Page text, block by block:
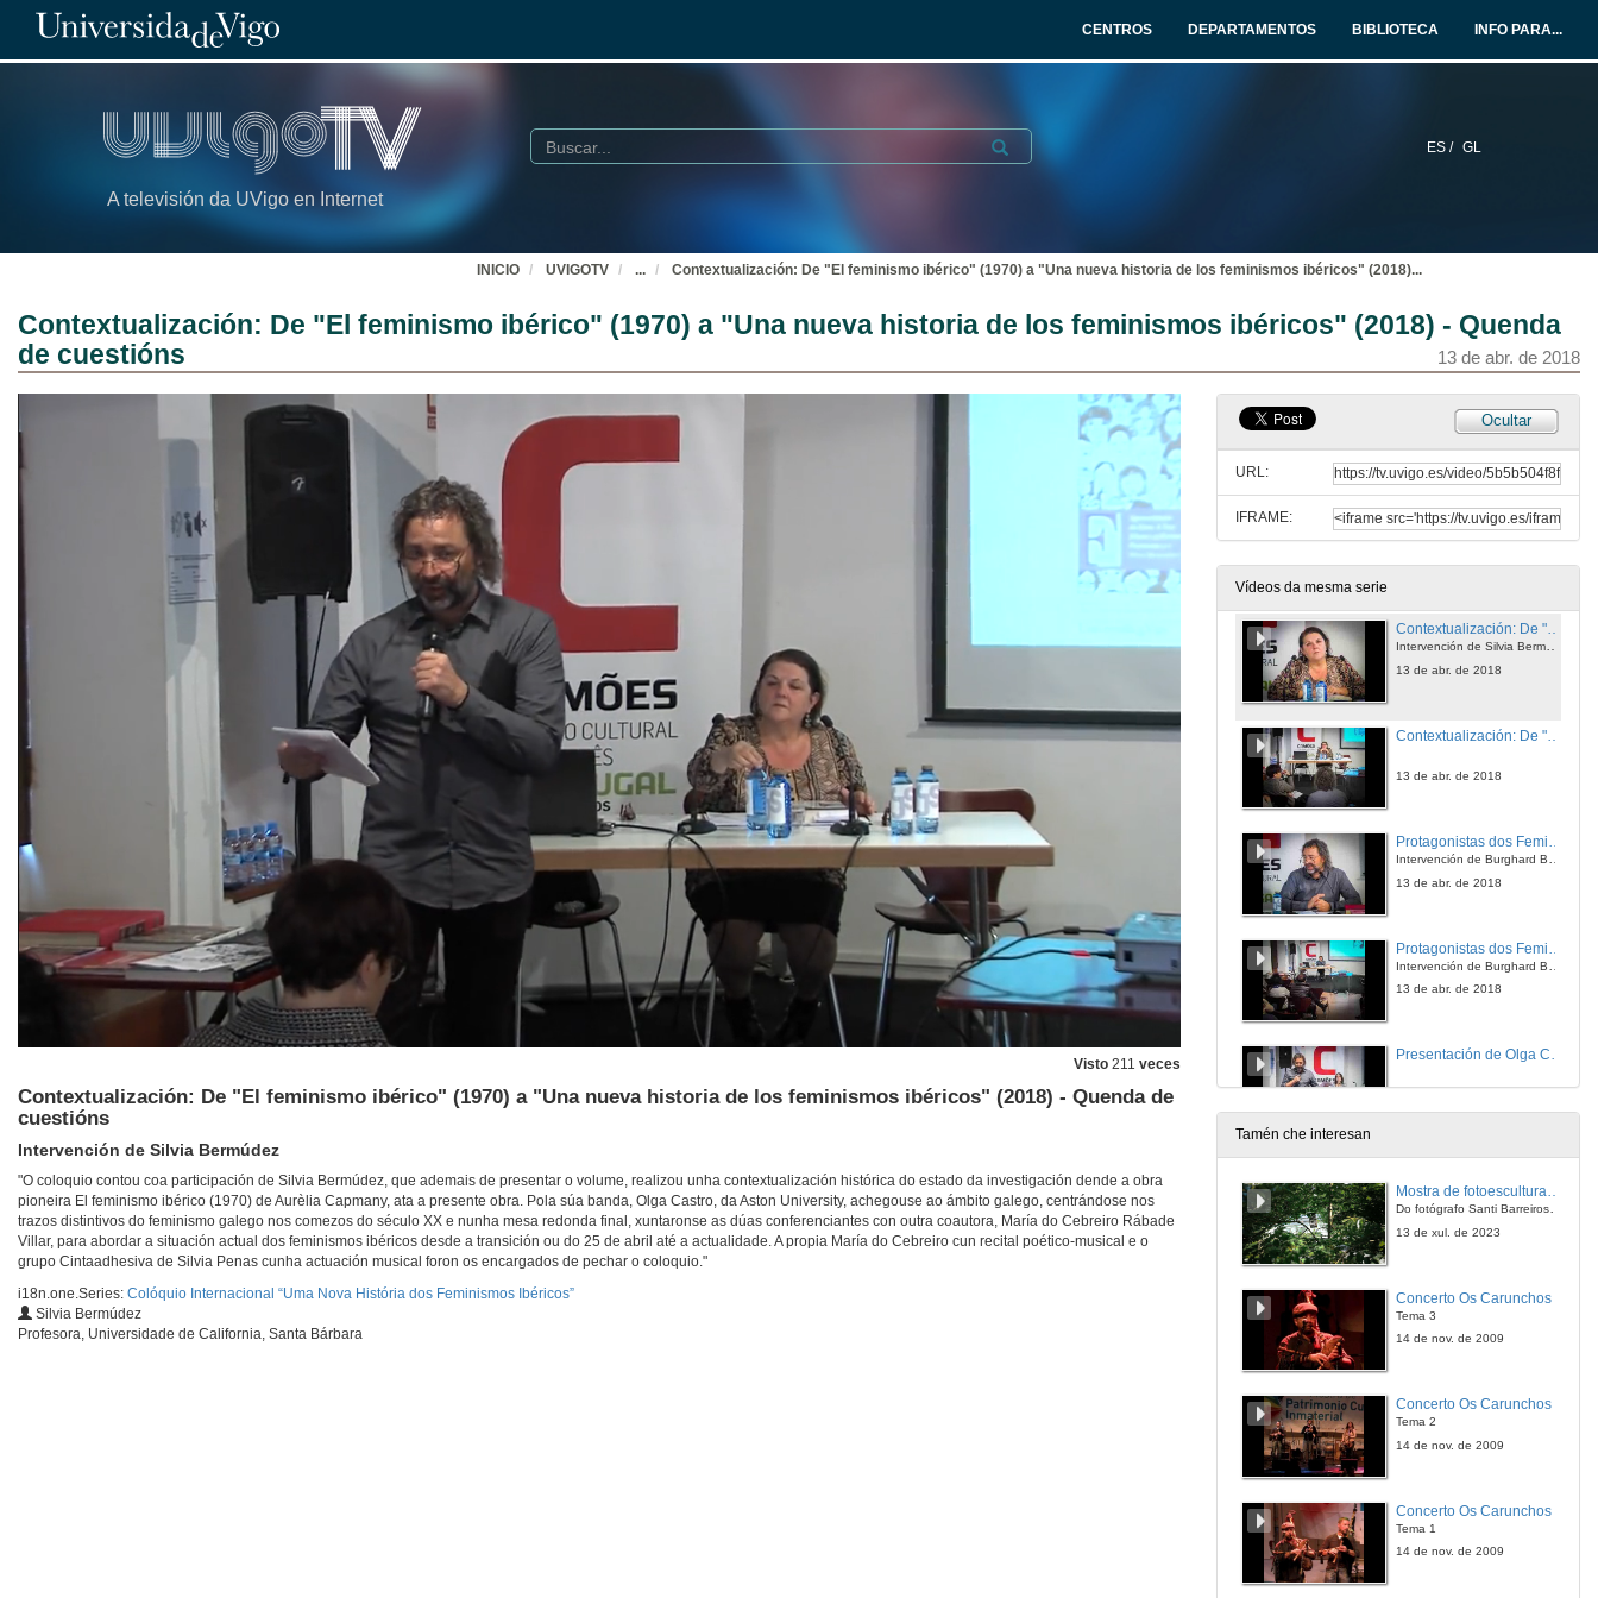
CENTROS DEPARTAMENTOS BIBLIOTECA INFO PARA...
A televisión da UVigo en Internet
ES / GL
Buscar Submit
INICIO UVIGOTV ... Contextualización: De "El feminismo ibérico" (1970) a "Una nueva historia de los feminismos ibéricos" (2018)...
Contextualización: De "El feminismo ibérico" (1970) a "Una nueva historia de los feminismos ibéricos" (2018) - Quenda
de cuestións
13 de abr. de 2018
Visto 211 veces
Contextualización: De "El feminismo ibérico" (1970) a "Una nueva historia de los feminismos ibéricos" (2018) - Quenda de
cuestións
Intervención de Silvia Bermúdez
"O coloquio contou coa participación de Silvia Bermúdez, que ademais de presentar o volume, realizou unha contextualización histórica do estado da investigación dende a obra
pioneira El feminismo ibérico (1970) de Aurèlia Capmany, ata a presente obra. Pola súa banda, Olga Castro, da Aston University, achegouse ao ámbito galego, centrándose nos
trazos distintivos do feminismo galego nos comezos do século XX e nunha mesa redonda final, xuntaronse as dúas conferenciantes con outra coautora, María do Cebreiro Rábade
Villar, para abordar a situación actual dos feminismos ibéricos desde a transición ou do 25 de abril até a actualidade. A propia María do Cebreiro cun recital poético-musical e o
grupo Cintaadhesiva de Silvia Penas cunha actuación musical foron os encargados de pechar o coloquio."
i18n.one.Series: Colóquio Internacional “Uma Nova História dos Feminismos Ibéricos”
Silvia Bermúdez
Profesora, Universidade de California, Santa Bárbara
Ocultar
URL:
IFRAME:
Vídeos da mesma serie
Intervención de Carla Amado
Responsable do Centro Cultural do Camões en VIgo
Intervención de Burghard Baltrusch
13 de abr. de 2018
Contextualización: De "El feminismo ibérico" (1970) a "Una nueva historia de los feminismos ibéricos" (2018) - Quenda de cuestións
Intervención de Silvia Bermúdez
13 de abr. de 2018
13 de abr. de 2018
Protagonistas dos Feminismos en Portugal a través da Historia
Intervención de Burghard Baltrusch
13 de abr. de 2018
Intervención de Burghard Baltrusch
13 de abr. de 2018
Presentación de Olga Castro
Discursos feministas na Galiza de comezos do S. XX: entre o feminismo 'españolista' e o nacionalismo galego
13 de abr. de 2018
13 de abr. de 2018
Tamén che interesan
Mostra de fotoesculturas Overtraz
Do fotógrafo Santi Barreiros e o escultor Nito Contreras.
13 de xul. de 2023
Concerto Os Carunchos
Tema 3
14 de nov. de 2009
Concerto Os Carunchos
Tema 2
14 de nov. de 2009
Concerto Os Carunchos
Tema 1
14 de nov. de 2009